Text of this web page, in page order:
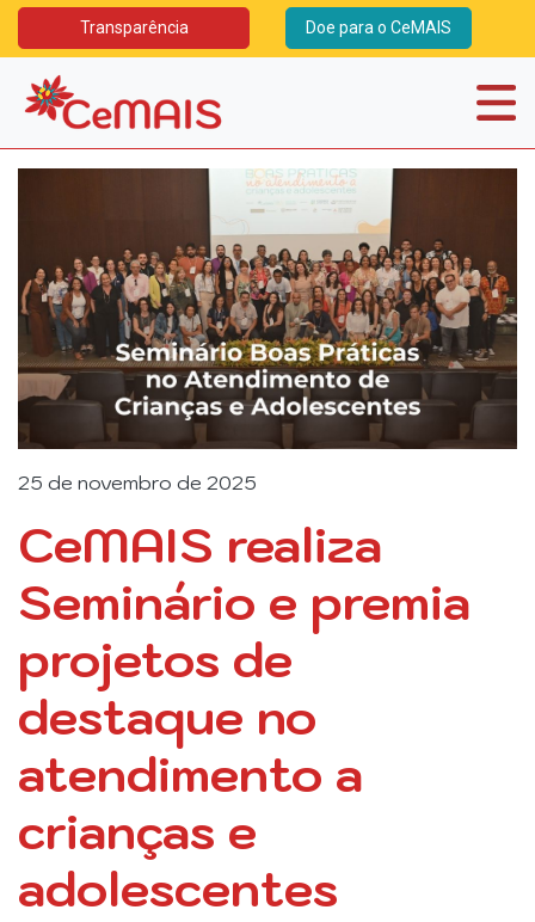
Transparência Doe para o CeMAIS
25 de novembro de 2025
CeMAIS realiza
Seminário e premia
projetos de
destaque no
atendimento a
crianças e
adolescentes